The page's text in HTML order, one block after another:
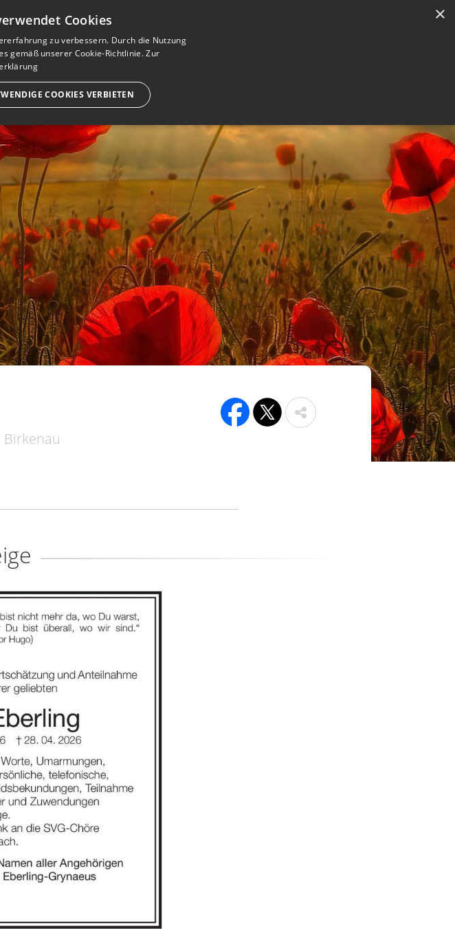
für Traueranzeigen
STARTSEITE HILFE IM TRAUERFALL
Birkenau
×
Cookies
zu verbessern. Durch die Nutzung
gemäß unserer Cookie-Richtlinie.Zur
COOKIES VERBIETEN